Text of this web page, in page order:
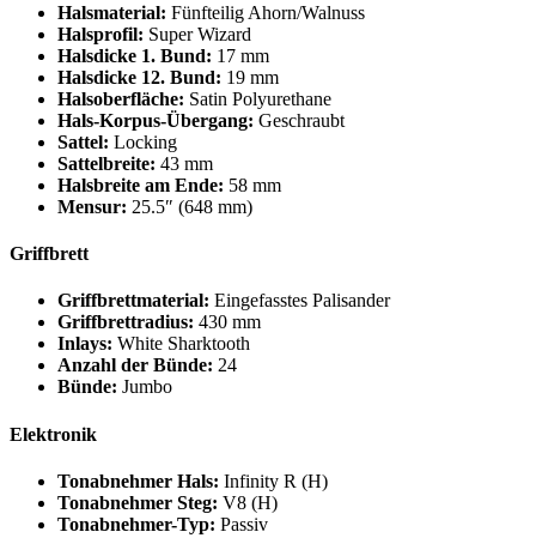
Halsmaterial: Fünfteilig Ahorn/Walnuss
Halsprofil: Super Wizard
Halsdicke 1. Bund: 17 mm
Halsdicke 12. Bund: 19 mm
Halsoberfläche: Satin Polyurethane
Hals-Korpus-Übergang: Geschraubt
Sattel: Locking
Sattelbreite: 43 mm
Halsbreite am Ende: 58 mm
Mensur: 25.5″ (648 mm)
Griffbrett
Griffbrettmaterial: Eingefasstes Palisander
Griffbrettradius: 430 mm
Inlays: White Sharktooth
Anzahl der Bünde: 24
Bünde: Jumbo
Elektronik
Tonabnehmer Hals: Infinity R (H)
Tonabnehmer Steg: V8 (H)
Tonabnehmer-Typ: Passiv